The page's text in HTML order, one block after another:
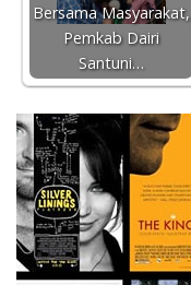
Bersama Masyarakat,
Pemkab Dairi
Santuni…